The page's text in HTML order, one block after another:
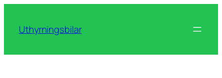
content
Uthyrningsbilar